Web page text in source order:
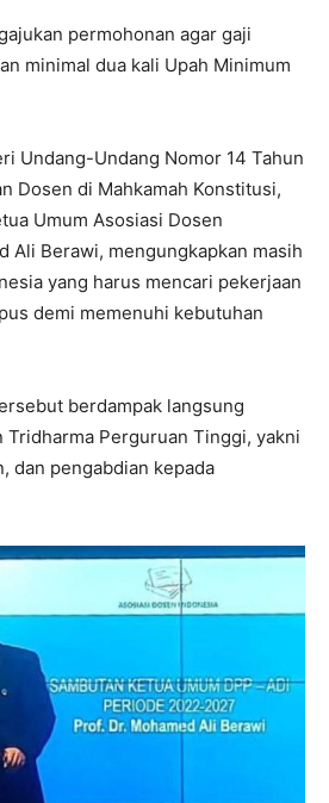
permohonan agar gaji
minimal dua kali Upah Minimum
Undang-Undang Nomor 14 Tahun
Dosen di Mahkamah Konstitusi,
Umum Asosiasi Dosen
Ali Berawi, mengungkapkan masih
yang harus mencari pekerjaan
demi memenuhi kebutuhan
berdampak langsung
Tridharma Perguruan Tinggi, yakni
dan pengabdian kepada